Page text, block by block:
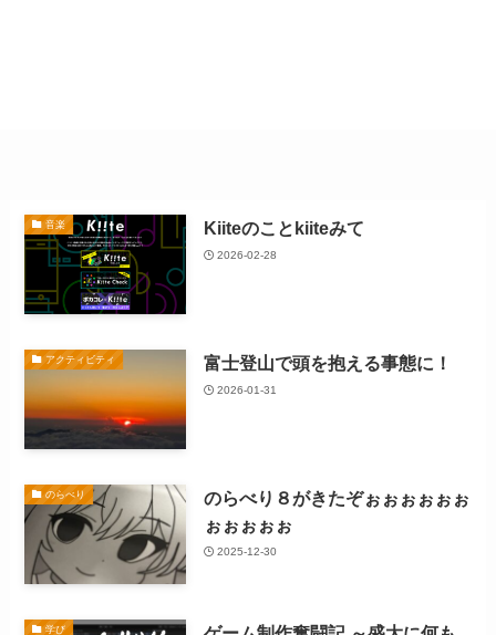
音楽 Kiiteのことkiiteみて
2026-02-28
アクティビティ 富士登山で頭を抱える事態に！
2026-01-31
のらべり
のらべり８がきたぞぉぉぉぉぉぉ
ぉぉぉぉぉ
2025-12-30
学び